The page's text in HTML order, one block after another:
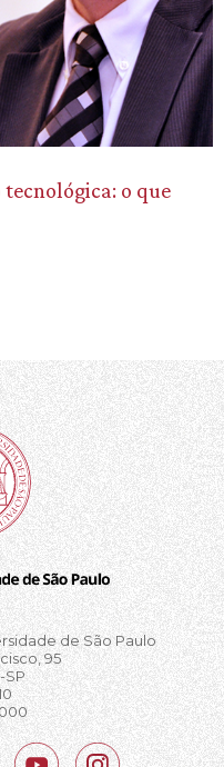
o que
de São Paulo
95
SP